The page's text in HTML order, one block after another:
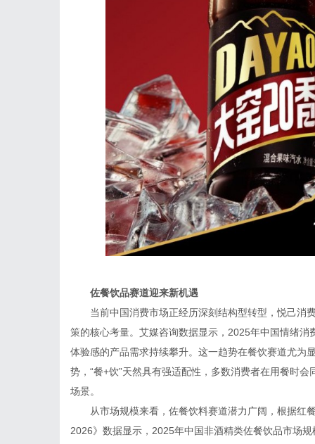
佐餐饮品赛道迎来新机遇
当前中国消费市场正经历深刻结构型转型，悦己消
策的核心考量。艾媒咨询数据显示，2025年中国情绪
体验感的产品需求持续攀升。这一趋势在餐饮赛道尤为
势，“餐+饮”天然具有强适配性，多数消费者在用餐时
场景。
从市场规模来看，佐餐饮料赛道潜力广阔，根据红
2026》数据显示，2025年中国非酒精类佐餐饮品市场